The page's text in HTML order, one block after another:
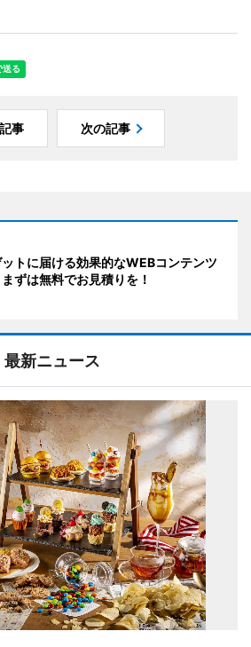
事 次の記事
トに届ける効果的なWEBコンテンツ
ずは無料でお見積りを！
最新ニュース